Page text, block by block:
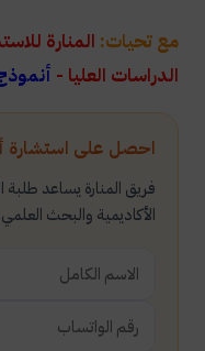
احصل على استشارة
فريق المنارة يساعد طلبة
الأكاديمية والبحث
مع تحيات: المنارة
الدراسات العليا -